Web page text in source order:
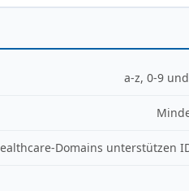
a-z, 0-9
Domains unterstützen